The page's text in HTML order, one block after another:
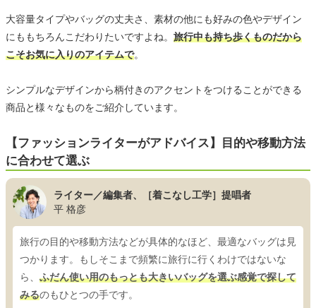
大容量タイプやバッグの丈夫さ、素材の他にも好みの色やデザイン
にももちろんこだわりたいですよね。 旅行中も持ち歩くものだから
こそお気に入りのアイテムで。
シンプルなデザインから柄付きのアクセントをつけることができる
商品と様々なものをご紹介しています。
【ファッションライターがアドバイス】目的や移動方法
に合わせて選ぶ
ライター／編集者、［着こなし工学］提唱者
平 格彦
旅行の目的や移動方法などが具体的なほど、最適なバッグは見
つかります。もしそこまで頻繁に旅行に行くわけではないな
ら、 ふだん使い用のもっとも大きいバッグを選ぶ感覚で探して
みるのもひとつの手です。